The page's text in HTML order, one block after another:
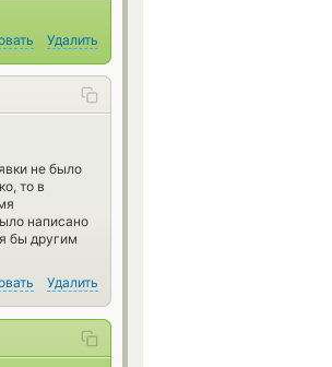
Удалить
не было
то в
написано
бы другим
Удалить